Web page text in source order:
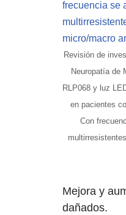
Revisión de
Neuropatía de
RLP068 y luz
en pacientes
Con
Mejora y
dañados.